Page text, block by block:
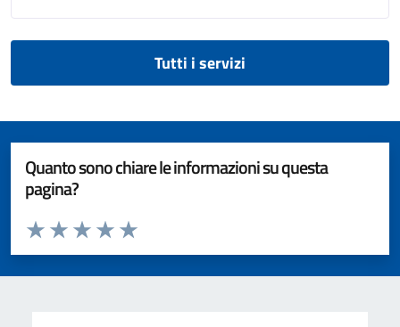
Tutti i servizi
Quanto sono chiare le informazioni su questa
pagina?
Valuta da 1 a 5 stelle la pagina
Valuta 5 stelle su 5
Valuta 4 stelle su 5
Valuta 3 stelle su 5
Valuta 2 stelle su 5
Valuta 1 stelle su 5